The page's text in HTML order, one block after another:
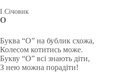
І.Січовик
О
Буква “О” на бублик схожа,
Колесом котитись може.
Букву “О” всі знають діти,
З нею можна порадіти!